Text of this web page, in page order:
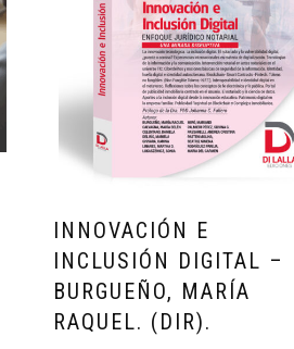
INNOVACIÓN E
INCLUSIÓN DIGITAL –
BURGUEÑO, MARÍA
RAQUEL. (DIR).